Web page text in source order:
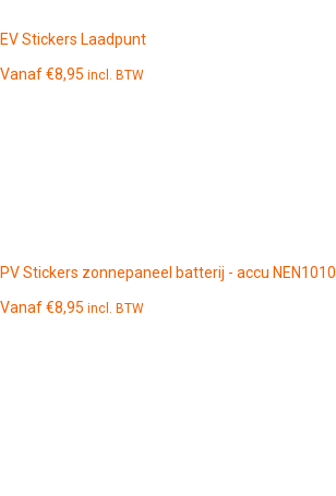
EV Stickers Laadpunt
Vanaf€8,95 incl. BTW
PV Stickers zonnepaneel batterij - accu NEN1010
Vanaf€8,95 incl. BTW